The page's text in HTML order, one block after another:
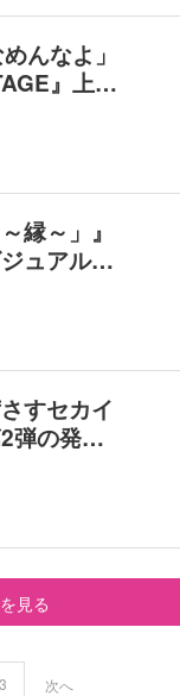
んなよ」
』上…
縁～」』
ジュアル…
すセカイ
2弾の発…
見る
3 次へ